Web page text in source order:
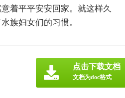
着平平安安回家。就这样久
族妇女们的习惯。
点击下载文档
文档为doc格式